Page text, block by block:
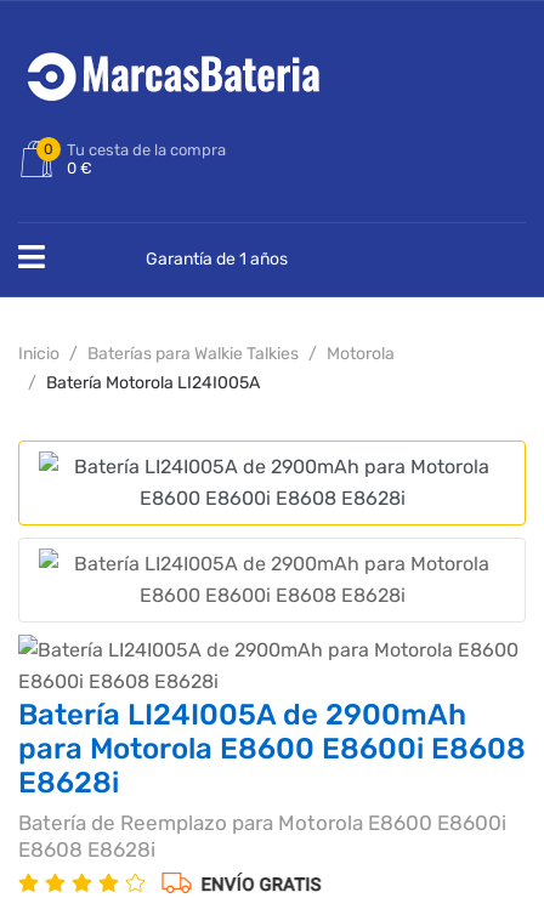
0
Tu cesta de la compra
0 €
Garantía de 1 años
Inicio Baterías para Walkie Talkies
Motorola
Batería Motorola LI24I005A
Batería LI24I005A de 2900mAh
para Motorola E8600 E8600i E8608
E8628i
Batería de Reemplazo para Motorola E8600 E8600i
E8608 E8628i